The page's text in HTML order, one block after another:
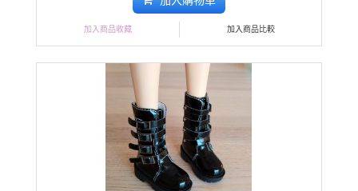
加入商品收藏 加入商品比較